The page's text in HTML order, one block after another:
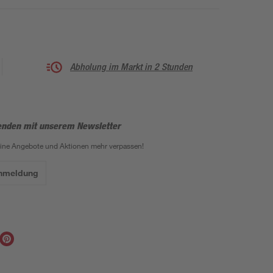
Abholung im Markt in 2 Stunden
mit unserem Newsletter
Angebote und Aktionen mehr verpassen!